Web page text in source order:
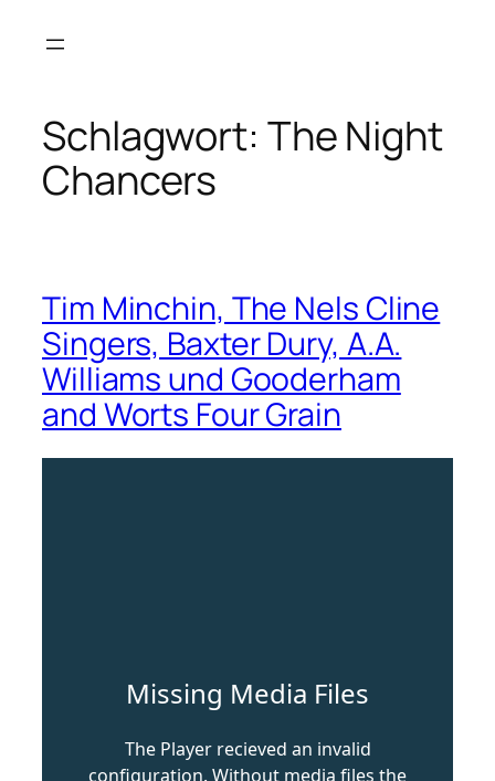
Inhalt
Schlagwort: The Night
Chancers
Tim Minchin, The Nels Cline
Singers, Baxter Dury, A.A.
Williams und Gooderham
and Worts Four Grain